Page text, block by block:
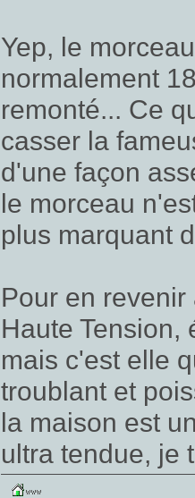
Yep, le
normalement
remonté... Ce
casser la
d'une façon
le morceau
plus marquant
Pour en
Haute Tension,
mais c'est elle
troublant et
la maison est
ultra tendue, je